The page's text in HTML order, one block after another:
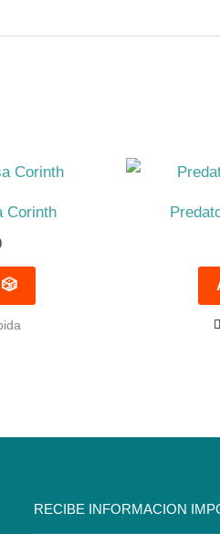
Corinth
RECIBE INFORMACION